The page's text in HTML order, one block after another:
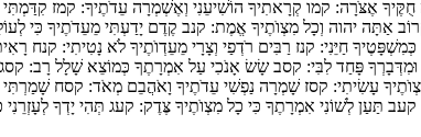
חֻקֶּיךָ אֶצֹּרָה: קמו קְרָאתִיךָ הוֹשִׁיעֵנִי וְאֶשְׁמְרָה עֵדֹתֶיךָ: קמז קִדַּמְתִּי
אַתָּה יהוה וְכָל מִצְוֺתֶיךָ אֱמֶת: קנב קֶדֶם יָדַעְתִּי מֵעֵדֹתֶיךָ כִּי
חַיֵּנִי: קנז רַבִּים רֹדְפַי וְצָרָי מֵעֵדְוֺתֶיךָ לֹא נָטִיתִי: קנח
פָּחַד לִבִּי: קסב שָׂשׂ אָנֹכִי עַל אִמְרָתֶךָ כְּמוֹצֵא שָׁלָל רָב: קסג
עָשִׂיתִי: קסז שָׁמְרָה נַפְשִׁי עֵדֹתֶיךָ וָאֹהֲבֵם מְאֹד: קסח שָׁמַרְתִּי
קעב תַּעַן לְשׁוֹנִי אִמְרָתֶךָ כִּי כָל מִצְוֺתֶיךָ צֶּדֶק: קעג תְּהִי יָדְךָ